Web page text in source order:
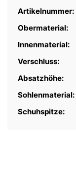
Artikelnummer:
Obermaterial:
Innenmaterial:
Verschluss:
Absatzhöhe:
Sohlenmaterial:
Schuhspitze: